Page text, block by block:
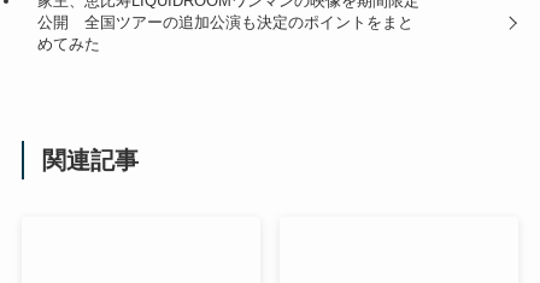
公開 全国ツアーの追加公演も決定のポイントをまと
めてみた
関連記事